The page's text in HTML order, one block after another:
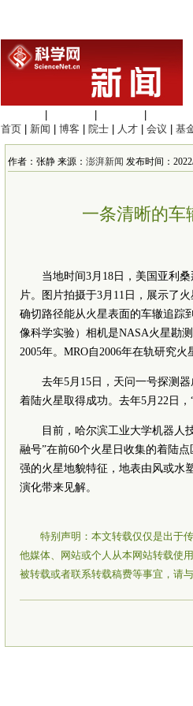
首页
新闻 博客 院士 人才 会议 基
作者：张静 来源： 澎湃新闻 发布时间：
一条清晰的车
当地时间3月18日，美国亚利
片。图片拍摄于3月11日，展示了
确切路径能从火星表面的车辙追踪
像科学实验）相机是NASA火星勘测
2005年。MRO自2006年在轨研究
去年5月15日，天问一号探测
着陆火星取得成功。去年5月22日
目前，哈尔滨工业大学机器人
融号”在前60个火星日收集的着陆
强的火星地貌特征，地表由风或水
演化带来见解。
特别声明：本文转载仅仅是出于
他媒体、网站或个人从本网站转载使
被转载或者联系转载稿费等事宜，请与